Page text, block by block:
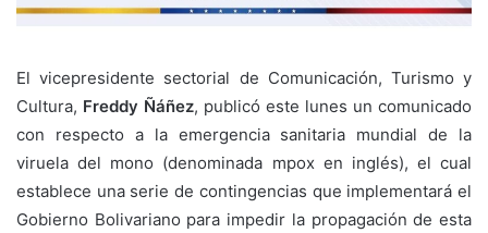
El vicepresidente sectorial de Comunicación, Turismo y
Cultura, Freddy Ñáñez, publicó este lunes un comunicado
con respecto a la emergencia sanitaria mundial de la
viruela del mono (denominada mpox en inglés), el cual
establece una serie de contingencias que implementará el
Gobierno Bolivariano para impedir la propagación de esta